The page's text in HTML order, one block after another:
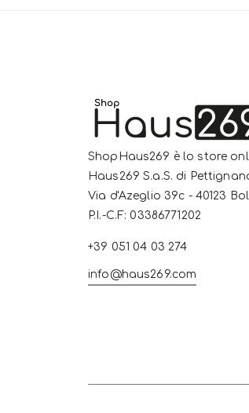
ShopHaus269 è lo store
Haus269 S.a.S. di
Via d'Azeglio 39c - 40123
P.I.-C.F: 03386771202
+39 051 04 03 274
info@haus269.com